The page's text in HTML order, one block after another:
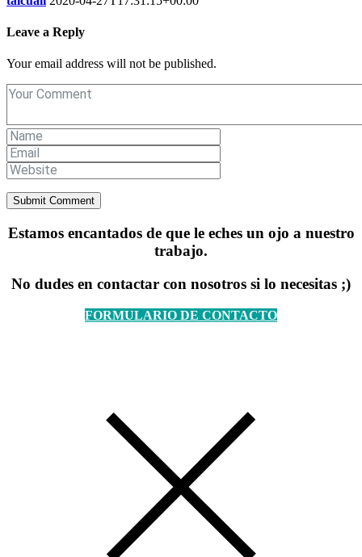
Leave a Reply
Your email address will not be published.
Estamos encantados de que le eches un ojo a nuestro
trabajo.
No dudes en contactar con nosotros si lo necesitas ;)
FORMULARIO DE CONTACTO